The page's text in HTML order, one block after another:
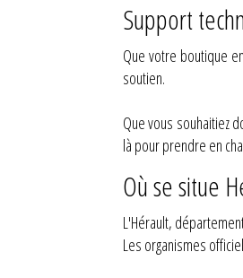
Support
Que votre boutique
soutien.
Que vous souhaitiez
là pour prendre en
Où se situe
L'Hérault,
Les organismes